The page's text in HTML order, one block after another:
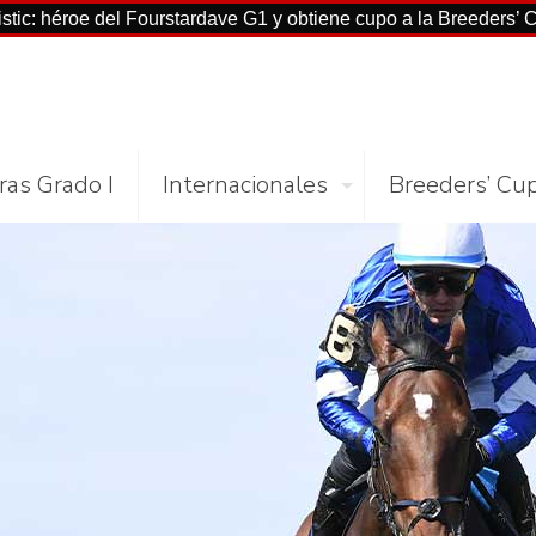
del Fourstardave G1 y obtiene cupo a la Breeders’ Cup Mile
Grado I Internacionales Breeders’